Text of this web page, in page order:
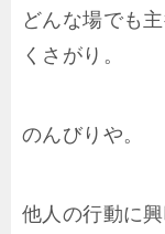
どんな場でも
くさがり。
のんびりや。
他人の行動に興